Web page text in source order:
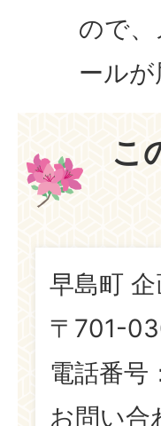
ので
ール
こ
早島町 企
〒701-
電話番
お問い合